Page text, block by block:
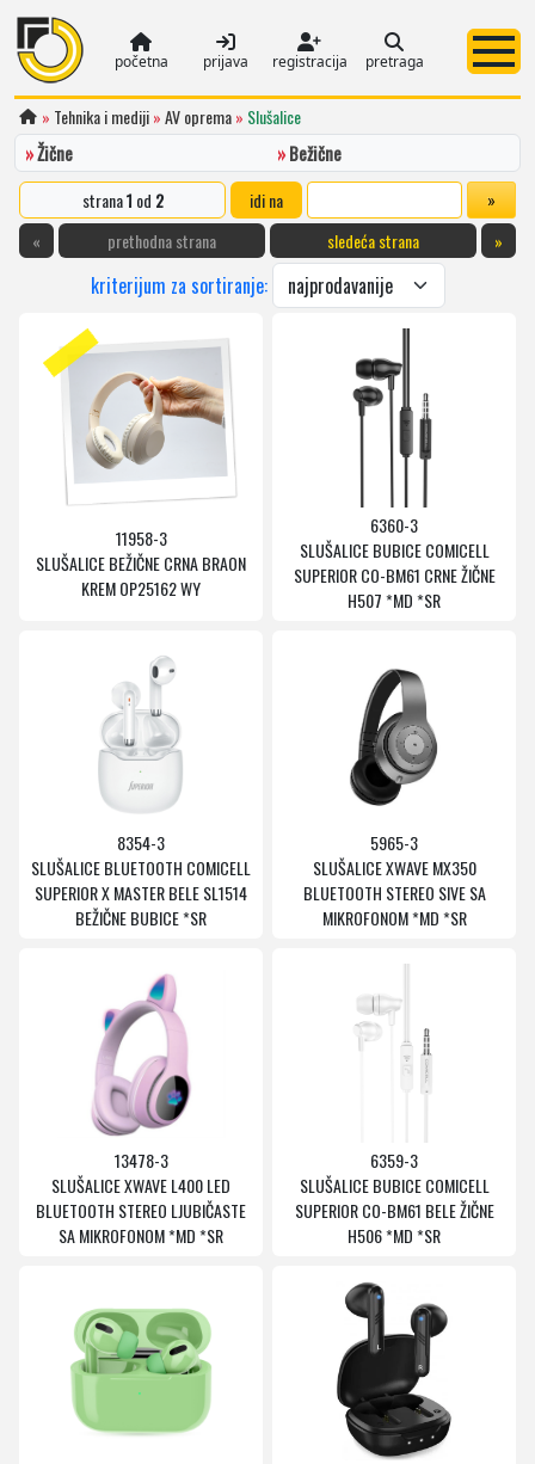
početna prijava registracija pretraga
» Tehnika i mediji»AV oprema» Slušalice
»Žične »Bežične
strana1 od 2
idi na
«
prethodna strana sledeća strana »
kriterijum za sortiranje:
11958-3
SLUŠALICE BEŽIČNE CRNA BRAON
KREM OP25162 WY
6360-3
SLUŠALICE BUBICE COMICELL
SUPERIOR CO-BM61 CRNE ŽIČNE
H507 *MD *SR
8354-3
SLUŠALICE BLUETOOTH COMICELL
SUPERIOR X MASTER BELE SL1514
BEŽIČNE BUBICE *SR
5965-3
SLUŠALICE XWAVE MX350
BLUETOOTH STEREO SIVE SA
MIKROFONOM *MD *SR
13478-3
SLUŠALICE XWAVE L400 LED
BLUETOOTH STEREO LJUBIČASTE
SA MIKROFONOM *MD *SR
6359-3
SLUŠALICE BUBICE COMICELL
SUPERIOR CO-BM61 BELE ŽIČNE
H506 *MD *SR